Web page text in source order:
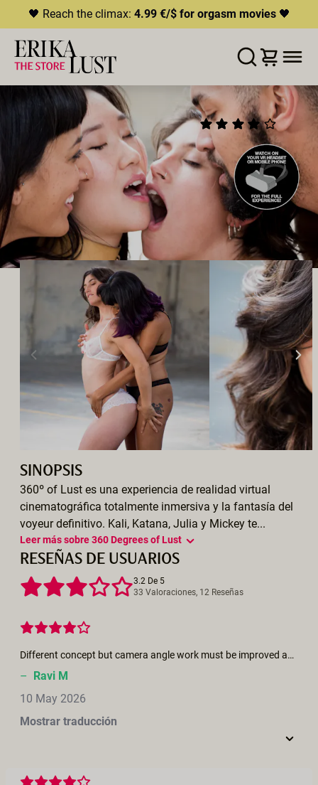
🖤 Reach the climax: 4.99 €/$ for orgasm movies🖤
LISTA DE DESEOS AÑADIR AL CARRITO COMPARTIR
360 DEGREES OF LUST
(12)
2019•00:11h
Director: Erika Lust
Reparto:
Mickey Mod ,Julia Roca Kali Sudhra ,
Katana
Productor:
Erika Lust Films
BISEXUALES SEXO EN GRUPO
SINOPSIS
360º of Lust es una experiencia de realidad virtual
cinematográfica totalmente inmersiva y la fantasía del
voyeur definitivo. Kali, Katana, Julia y Mickey te...
Leer más sobre 360 Degrees of Lust
RESEÑAS DE USUARIOS
3.2 De 5
33 Valoraciones, 12 Reseñas
Different concept but camera angle work must be improved and they must know how to satisfy the audiancr with the camera work
– Ravi M
10 May 2026
Mostrar traducción